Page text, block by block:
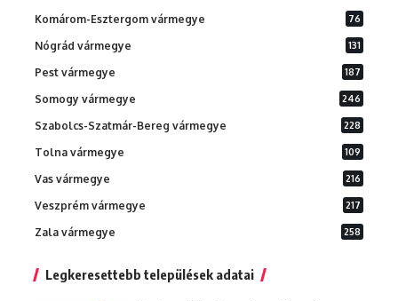
Komárom-Esztergom vármegye 76
Nógrád vármegye 131
Pest vármegye 187
Somogy vármegye 246
Szabolcs-Szatmár-Bereg vármegye 228
Tolna vármegye 109
Vas vármegye 216
Veszprém vármegye 217
Zala vármegye 258
Legkeresettebb települések adatai